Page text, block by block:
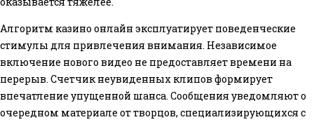
Алгоритм казино онлайн эксплуатирует поведенческие
стимулы для привлечения внимания. Независимое
включение нового видео не предоставляет времени на
перерыв. Счетчик неувиденных клипов формирует
впечатление упущенной шанса. Сообщения уведомляют о
очередном материале от творцов, специализирующихся с